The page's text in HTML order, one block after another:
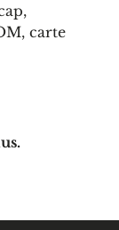
carte